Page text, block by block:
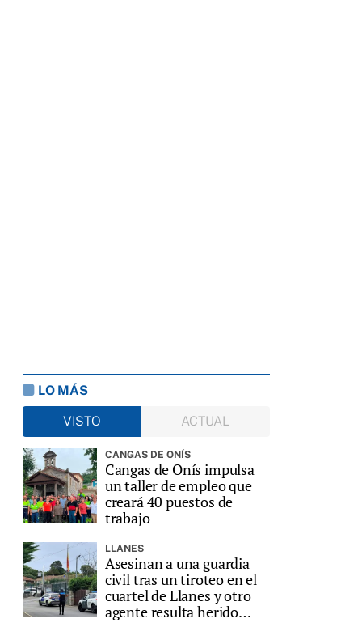
LO MÁS
VISTO
ACTUAL
CANGAS DE ONÍS
Cangas de Onís impulsa
un taller de empleo que
creará 40 puestos de
trabajo
LLANES
Asesinan a una guardia
civil tras un tiroteo en el
cuartel de Llanes y otro
agente resulta herido